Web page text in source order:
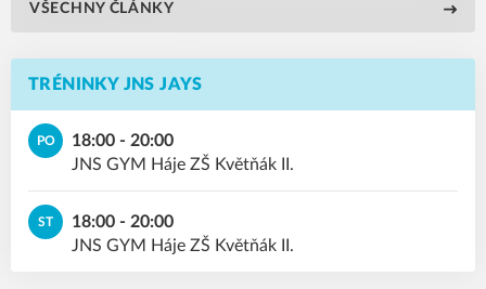
VŠECHNY ČLÁNKY
TRÉNINKY JNS JAYS
PO
18:00 - 20:00
JNS GYM Háje ZŠ Květňák II.
ST
18:00 - 20:00
JNS GYM Háje ZŠ Květňák II.